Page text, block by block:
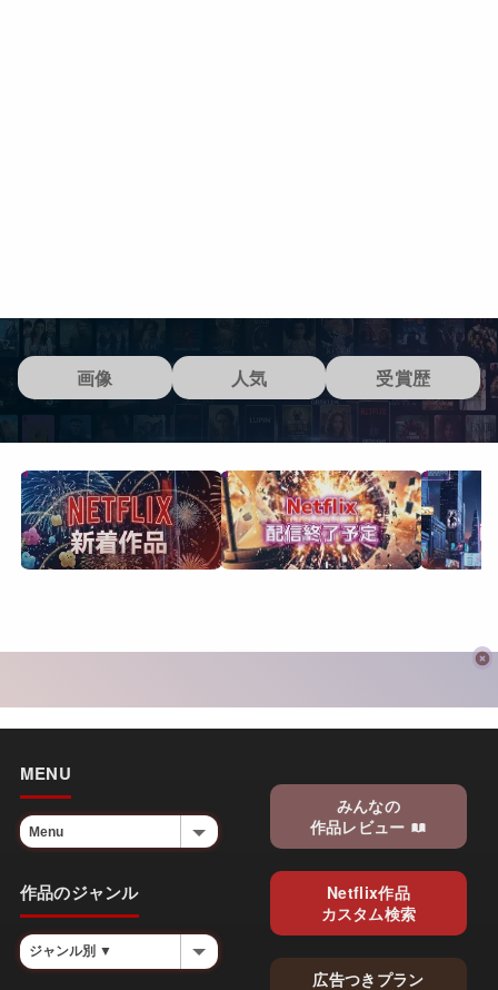
画像 人気 受賞歴
MENU
作品のジャンル
みんなの
作品レビュー
Netflix作品
カスタム検索
広告つきプラン